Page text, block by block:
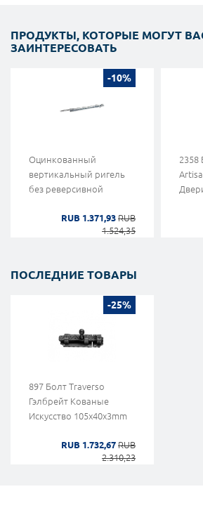
ПРОДУКТЫ, КОТОРЫЕ МОГУТ
ЗАИНТЕРЕСОВАТЬ
-10%
Оцинкованный
вертикальный ригель
без реверсивной
RUB 1.371,93 RUB
1.524,35
2358
ПОСЛЕДНИЕ ТОВАРЫ
-25%
897 Болт Traverso
Гэлбрейт Кованые
Искусство 105x40x3mm
RUB 1.732,67 RUB
2.310,23